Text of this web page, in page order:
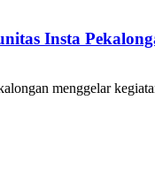
Insta
menggelar